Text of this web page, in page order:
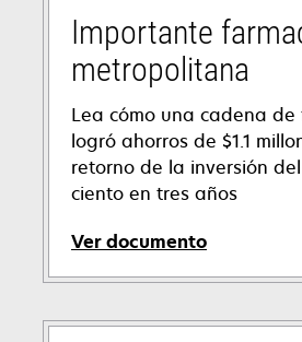
Importante
metropolitana
Lea cómo una cadena de
logró ahorros de $1.1
retorno de la inversión del
ciento en tres años
Ver documento
opens
in